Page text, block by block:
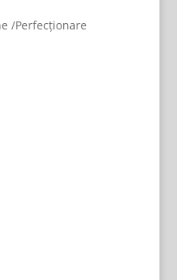
/Perfecționare